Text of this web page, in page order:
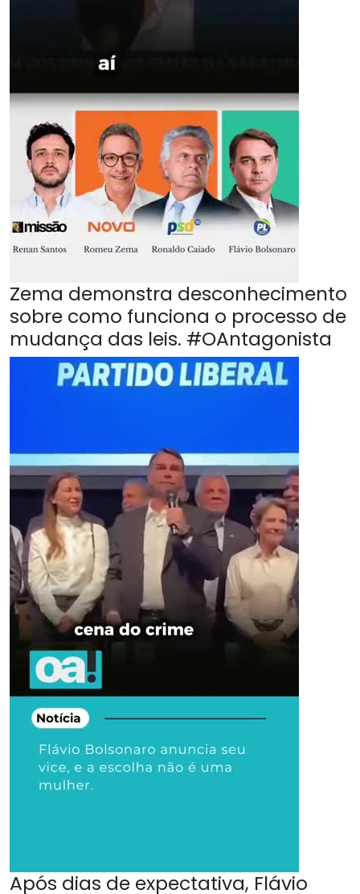
Zema demonstra desconhecimento
sobre como funciona o processo de
mudança das leis. #OAntagonista
Após dias de expectativa, Flávio